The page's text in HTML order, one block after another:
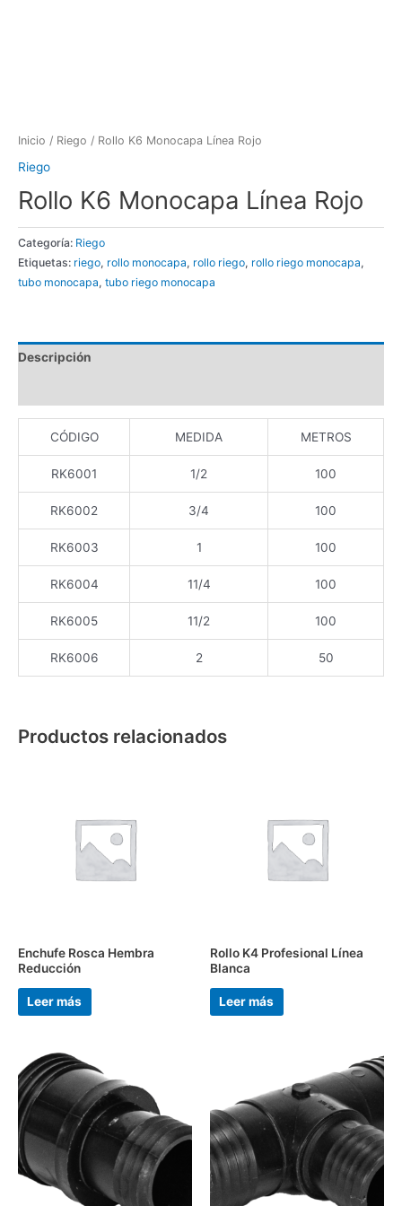
Inicio / Riego / Rollo K6 Monocapa Línea Rojo
Riego
Rollo K6 Monocapa Línea Rojo
Categoría: Riego
Etiquetas: riego, rollo monocapa, rollo riego, rollo riego monocapa,
tubo monocapa, tubo riego monocapa
Descripción
CÓDIGO MEDIDA METROS
RK6001 1/2 100
RK6002 3/4 100
RK6003 1 100
RK6004 11/4 100
RK6005 11/2 100
RK6006 2 50
Productos relacionados
Enchufe Rosca Hembra
Reducción
Leer más
Rollo K4 Profesional Línea
Blanca
Leer más